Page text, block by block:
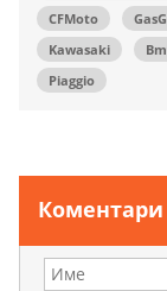
CFMoto
Kawasaki
Piaggio
Коментари